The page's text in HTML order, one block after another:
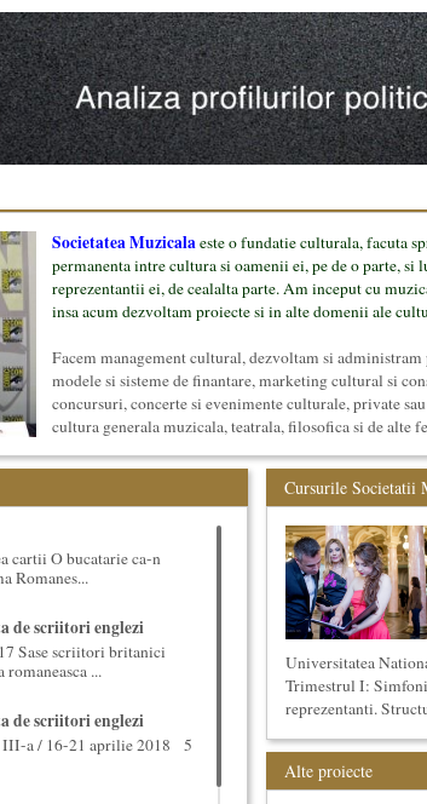
Societatea Muzicalaeste o fundatie culturala, facuta
permanenta intre cultura si oamenii ei, pe de o parte, si
reprezentantii ei, de cealalta parte. Am inceput cu
insa acum dezvoltam proiecte si in alte domenii ale
Facem management cultural, dezvoltam si
modele si sisteme de finantare, marketing cultural si
concursuri, concerte si evenimente culturale, private
cultura generala muzicala, teatrala, filosofica si de alte
mai jos.
cartii O bucatarie ca-n
Romanes...
de scriitori englezi
Sase scriitori britanici
...
de scriitori englezi
III-a / 16-21 aprilie 2018 5
Cursurile Societatii
Universitatea
Trimestrul I:
reprezentanti.
Alte proiecte